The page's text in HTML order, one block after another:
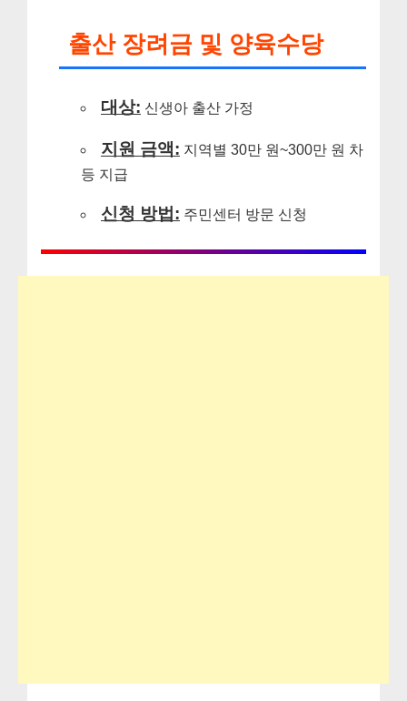
출산 장려금 및 양육수당
대상: 신생아 출산 가정
지원 금액: 지역별 30만 원~300만 원 차
등 지급
신청 방법: 주민센터 방문 신청